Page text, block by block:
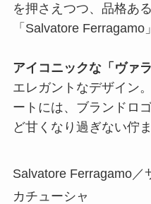
を押さえつつ、品格あ
「Salvatore Ferragamo
アイコニックな「ヴァ
エレガントなデザイン
ートには、ブランドロ
ど甘くなり過ぎない佇
Salvatore Ferragamo／
カチューシャ